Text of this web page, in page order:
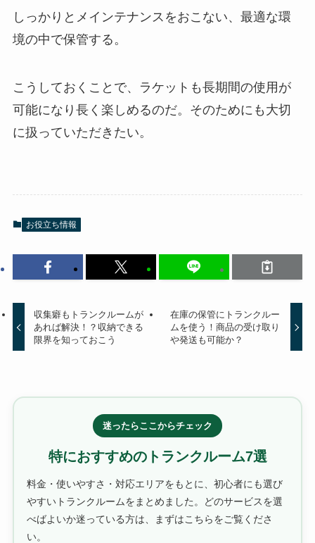
しっかりとメインテナンスをおこない、最適な環
境の中で保管する。
こうしておくことで、ラケットも長期間の使用が
可能になり長く楽しめるのだ。そのためにも大切
に扱っていただきたい。
お役立ち情報
収集癖もトランクルームが
あれば解決！？収納できる
限界を知っておこう
在庫の保管にトランクルー
ムを使う！商品の受け取り
や発送も可能か？
迷ったらここからチェック
特におすすめのトランクルーム7選
料金・使いやすさ・対応エリアをもとに、初心者にも選び
やすいトランクルームをまとめました。どのサービスを選
べばよいか迷っている方は、まずはこちらをご覧くださ
い。